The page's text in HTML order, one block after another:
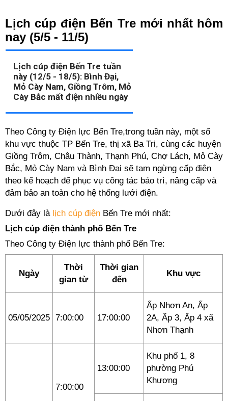
Lịch cúp điện Bến Tre mới nhất hôm
nay (5/5 - 11/5)
Lịch cúp điện Bến Tre tuần
này (12/5 - 18/5): Bình Đại,
Mỏ Cày Nam, Giồng Trôm, Mỏ
Cày Bắc mất điện nhiều ngày
Theo Công ty Điện lực Bến Tre,trong tuần này, một số
khu vực thuộc TP Bến Tre, thị xã Ba Tri, cùng các huyện
Giồng Trôm, Châu Thành, Thạnh Phú, Chợ Lách, Mỏ Cày
Bắc, Mỏ Cày Nam và Bình Đại sẽ tạm ngừng cấp điện
theo kế hoạch để phục vụ công tác bảo trì, nâng cấp và
đảm bảo an toàn cho hệ thống lưới điện.
Dưới đây là lịch cúp điện Bến Tre mới nhất:
Lịch cúp điện thành phố Bến Tre
Theo Công ty Điện lực thành phố Bến Tre:
Ngày
Thời
gian từ
Thời gian
đến
Khu vực
05/05/2025 7:00:00 17:00:00
Ấp Nhơn An, Ấp
2A, Ấp 3, Ấp 4 xã
Nhơn Thạnh
7:00:00
13:00:00
Khu phố 1, 8
phường Phú
Khương